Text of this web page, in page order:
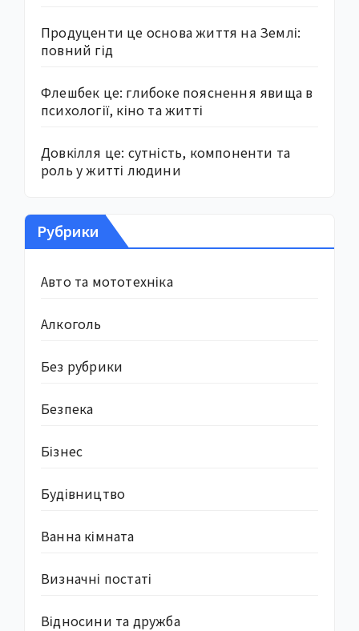
Продуценти це основа життя на Землі:
повний гід
Флешбек це: глибоке пояснення явища в
психології, кіно та житті
Довкілля це: сутність, компоненти та
роль у житті людини
Рубрики
Авто та мототехніка
Алкоголь
Без рубрики
Безпека
Бізнес
Будівництво
Ванна кімната
Визначні постаті
Відносини та дружба